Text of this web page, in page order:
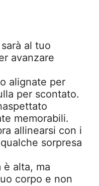
al tuo
avanzare
alignate per
per scontato.
memorabili.
allinearsi con i
sorpresa
è alta, ma
corpo e non